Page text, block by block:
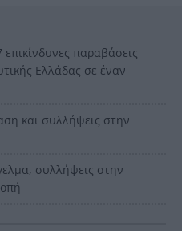
επικίνδυνες παραβάσεις
Ελλάδας σε έναν
και συλλήψεις στην
συλλήψεις στην